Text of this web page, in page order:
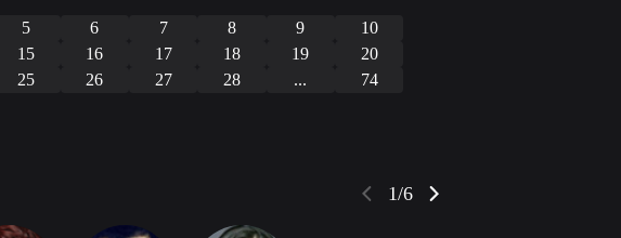
5 6 7 8 9
10
15 16 17 18 19
20
25 26 27 28 ...
74
1/6